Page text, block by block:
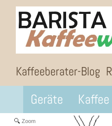
Kaffeeberater-Blog
Geräte Kaffee
Zoom